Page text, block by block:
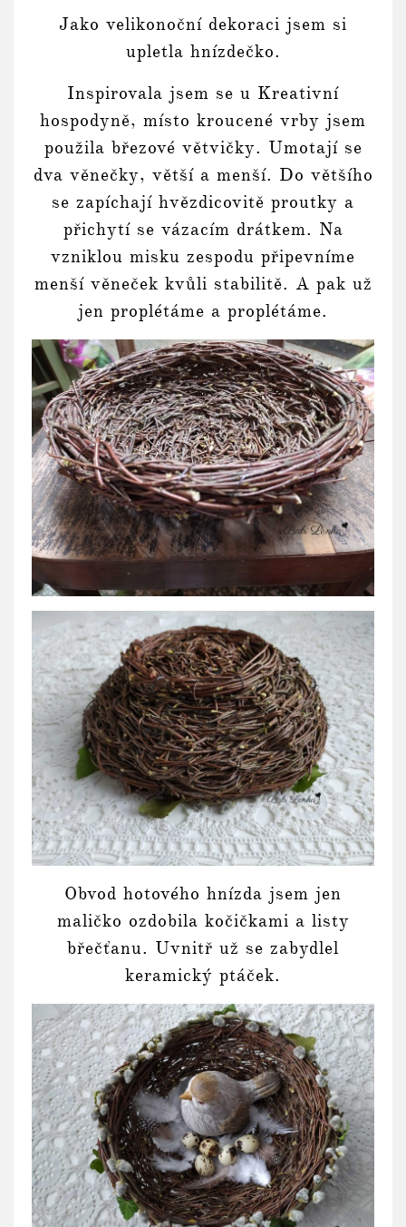
Jako velikonoční dekoraci jsem si
upletla hnízdečko.
Inspirovala jsem se u Kreativní
hospodyně, místo kroucené vrby jsem
použila březové větvičky. Umotají se
dva věnečky, větší a menší. Do většího
se zapíchají hvězdicovitě proutky a
přichytí se vázacím drátkem. Na
vzniklou misku zespodu připevníme
menší věneček kvůli stabilitě. A pak už
jen proplétáme a proplétáme.
Obvod hotového hnízda jsem jen
maličko ozdobila kočičkami a listy
břečťanu. Uvnitř už se zabydlel
keramický ptáček.